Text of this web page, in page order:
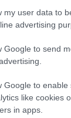
my user data to
advertising
Google to send
Google to enable
like cookies
in apps.
νέα